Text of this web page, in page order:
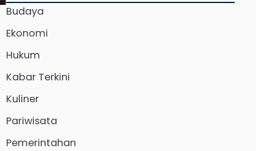
Budaya
Ekonomi
Hukum
Kabar Terkini
Kuliner
Pariwisata
Pemerintahan